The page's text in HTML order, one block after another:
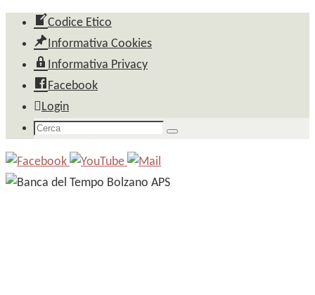
Salta
contenuto
Codice Etico
Informativa Cookies
Informativa Privacy
Facebook
Login
Cerca
Cerca